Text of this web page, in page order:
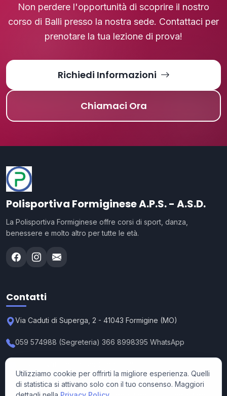
Non perdere l'opportunità di scoprire il nostro
corso di Balli presso la nostra sede. Contattaci per
prenotare la tua lezione di prova!
Richiedi Informazioni
Chiamaci Ora
Polisportiva Formiginese A.P.S. - A.S.D.
La Polisportiva Formiginese offre corsi di sport, danza,
benessere e molto altro per tutte le età.
Contatti
Via Caduti di Superga, 2 - 41043 Formigine (MO)
059 574988 (Segreteria) 366 8998395 WhatsApp
Segreteria: Lun-Ven 15:30-19:00
Utilizziamo cookie per offrirti la migliore esperienza. Quelli
di statistica si attivano solo con il tuo consenso. Maggiori